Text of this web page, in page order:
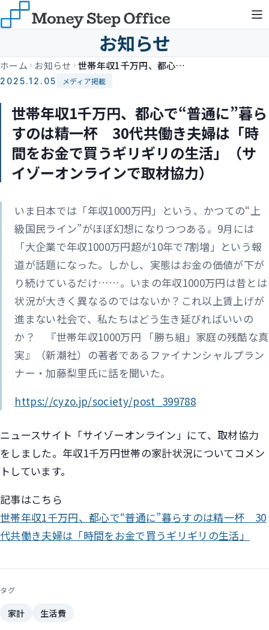
お知らせ
ホーム お知らせ 世帯年収1千万円、都心で“普通に”暮らすのは精一杯 30代共働き夫婦は「時間をお金で買うギリギリの生活」（サイゾーオンラインで取材協力）
2025.12.05 メディア掲載
世帯年収1千万円、都心で“普通に”暮ら
すのは精一杯 30代共働き夫婦は「時
間をお金で買うギリギリの生活」（サ
イゾーオンラインで取材協力）
いま日本では「年収1000万円」という、かつての“上
級国民ライン”がほぼ幻想になりつつある。9月には
「大企業で年収1000万円超が10年で7割増」という報
道が話題になった。しかし、実態はお金の価値が下が
り続けているだけ……。いまの年収1000万円は昔とは
状況が大きく異なるのではないか？これ以上賃上げが
進まない社会で、私たちはどう生き延びればいいの
か？ 『世帯年収1000万円 「勝ち組」家庭の残酷な真
実』（新潮社）の著者であるファイナンシャルプラン
ナー・加藤梨里氏に話を聞いた。
https://cyzo.jp/society/post_399788
ニュースサイト「サイゾーオンライン」にて、取材協力
をしました。年収1千万円世帯の家計状況についてコメン
トしています。
記事はこちら
世帯年収1千万円、都心で“普通に”暮らすのは精一杯 30
代共働き夫婦は「時間をお金で買うギリギリの生活」
タグ
家計 生活費